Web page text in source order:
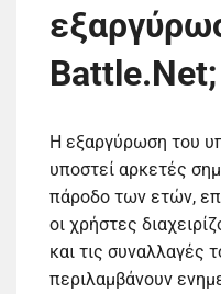
Battle.Net;
Η εξαργύρωση του
υποστεί αρκετές
πάροδο των ετών,
οι χρήστες
και τις συναλλαγές
περιλαμβάνουν